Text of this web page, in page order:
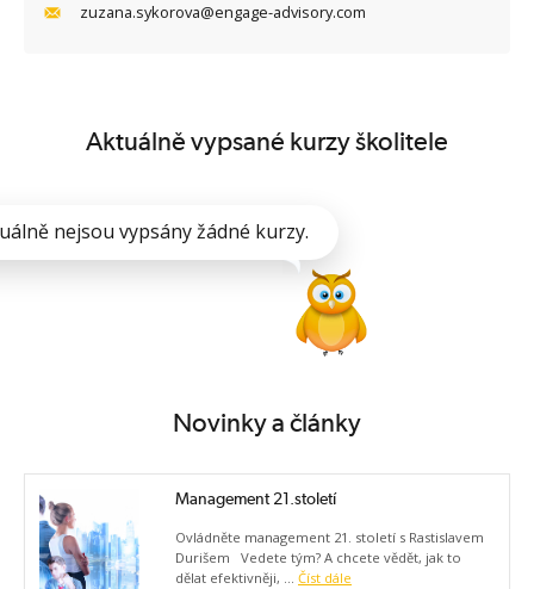
zuzana.sykorova@engage-advisory.com
Aktuálně vypsané kurzy školitele
nejsou vypsány žádné kurzy.
Novinky a články
Management 21.století
Ovládněte management 21. století s Rastislavem
Durišem Vedete tým? A chcete vědět, jak to
dělat efektivněji, ... Číst dále